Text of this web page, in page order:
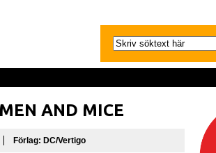
AND MICE
Förlag: DC/Vertigo